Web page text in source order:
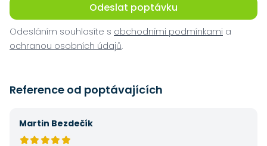
Odeslat poptávku
Odesláním souhlasíte s obchodními podmínkami a
ochranou osobních údajů.
Reference od poptávajících
Martin Bezdečík